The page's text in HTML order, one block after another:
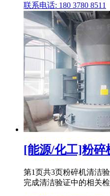
联系电话: 180 3780 8511
[能源/化工]粉碎
第1页共3页粉碎机清洁
完成清洁验证中的相关